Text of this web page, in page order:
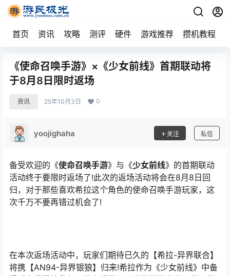
首页 资讯 攻略 测评 硬件 游戏推荐 攒机教程
《使命召唤手游》×《少女前线》首期联动将
于8月8日限时返场
资讯 25年10月3日 0
yoojighaha 关注 私信
备受欢迎的《使命召唤手游》与《少女前线》的首期联动
活动终于要限时返场了!此次的返场活动将会在8月8日回
归，对于那些喜欢希拉这个角色的使命召唤手游玩家，这
次千万不要再错过机会了!
在本次返场活动中，玩家们期待已久的【希拉-异界联合】
将携【AN94-异界银狼】归来!希拉作为《少女前线》中备